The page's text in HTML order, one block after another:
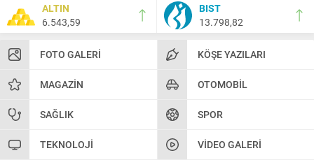
ALTIN
6.543,59
BIST
13.798,82
FOTO GALERI KÖŞE YAZILARI
MAGAZIN OTOMOBIL
SAĞLIK SPOR
TEKNOLOJI VIDEO GALERI